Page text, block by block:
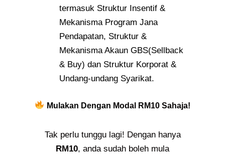
termasuk Struktur Insentif &
Mekanisma Program Jana
Pendapatan, Struktur &
Mekanisma Akaun GBS(Sellback
& Buy) dan Struktur Korporat &
Undang-undang Syarikat.
Mulakan Dengan Modal RM10 Sahaja!
Tak perlu tunggu lagi! Dengan hanya
RM10, anda sudah boleh mula